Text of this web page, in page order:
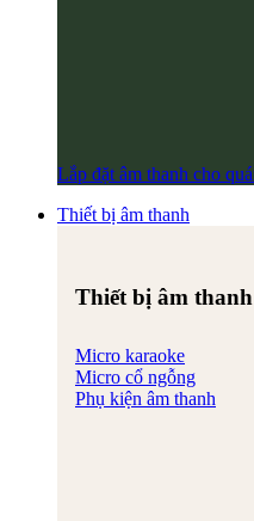
Lắp đặt âm thanh cho
Thiết bị âm thanh
Thiết bị âm thanh
Micro karaoke
Micro cổ ngỗng
Phụ kiện âm thanh